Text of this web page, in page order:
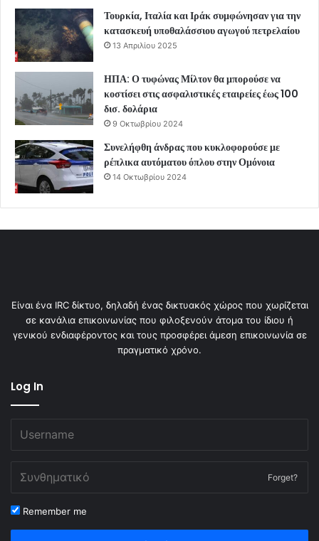
Τουρκία, Ιταλία και Ιράκ συμφώνησαν για την
κατασκευή υποθαλάσσιου αγωγού πετρελαίου
13 Απριλίου 2025
ΗΠΑ: Ο τυφώνας Μίλτον θα μπορούσε να
κοστίσει στις ασφαλιστικές εταιρείες έως 100
δισ. δολάρια
9 Οκτωβρίου 2024
Συνελήφθη άνδρας που κυκλοφορούσε με
ρέπλικα αυτόματου όπλου στην Ομόνοια
14 Οκτωβρίου 2024
Είναι ένα IRC δίκτυο, δηλαδή ένας δικτυακός χώρος που χωρίζεται
σε κανάλια επικοινωνίας που φιλοξενούν άτομα του ίδιου ή
γενικού ενδιαφέροντος και τους προσφέρει άμεση επικοινωνία σε
πραγματικό χρόνο.
Log In
Forget?
Remember me